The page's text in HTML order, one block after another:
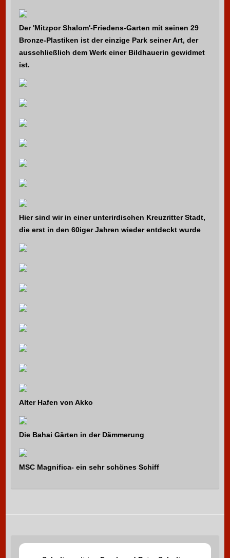
Der 'Mitzpor Shalom'-Friedens-Garten mit seinen 29
Bronze-Plastiken ist der einzige Park seiner Art, der
ausschließlich dem Werk einer Bildhauerin gewidmet
ist.
Hier sind wir in einer unterirdischen Kreuzritter Stadt,
die erst in den 60iger Jahren wieder entdeckt wurde
Alter Hafen von Akko
Die Bahai Gärten in der Dämmerung
MSC Magnifica- ein sehr schönes Schiff